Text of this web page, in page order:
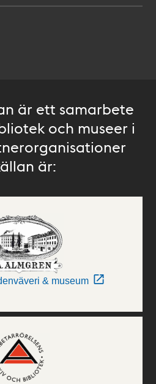
är ett samarbete
och museer i
är:
& museum